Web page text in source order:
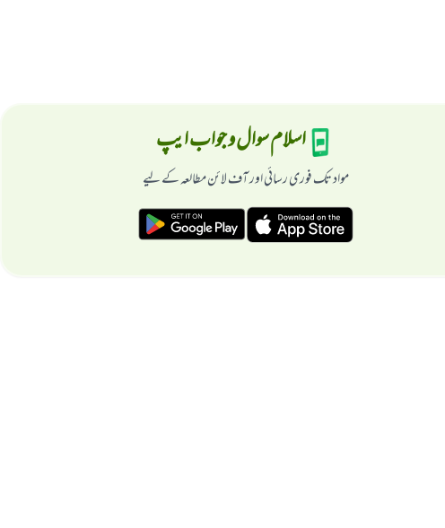
اسلام سوال و جواب ایپ
مواد تک فوری رسائی اور آف لائن مطالعہ کے لیے